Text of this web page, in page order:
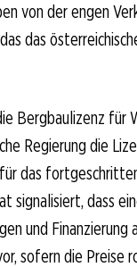
von der engen
das
Bergbaulizenz für
Regierung die
das
signalisiert, dass
und Finanzierung
sofern die